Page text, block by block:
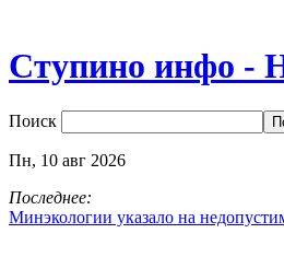
Ступино инфо -
Поиск
Пн, 10 авг 2026
Последнее:
Минэкологии указало на